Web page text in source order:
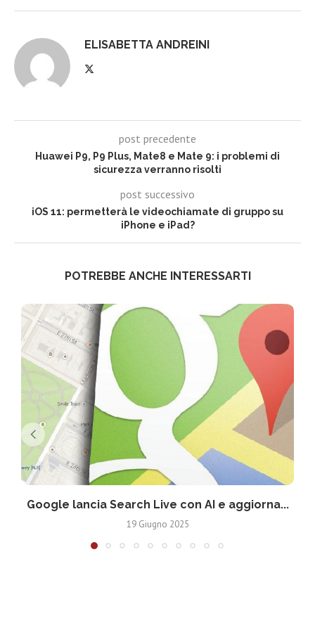
ELISABETTA ANDREINI
post precedente
Huawei P9, P9 Plus, Mate8 e Mate 9: i problemi di
sicurezza verranno risolti
post successivo
iOS 11: permetterà le videochiamate di gruppo su
iPhone e iPad?
POTREBBE ANCHE INTERESSARTI
Google lancia Search Live con AI e aggiorna...
19 Giugno 2025